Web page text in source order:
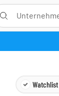
Watchlist